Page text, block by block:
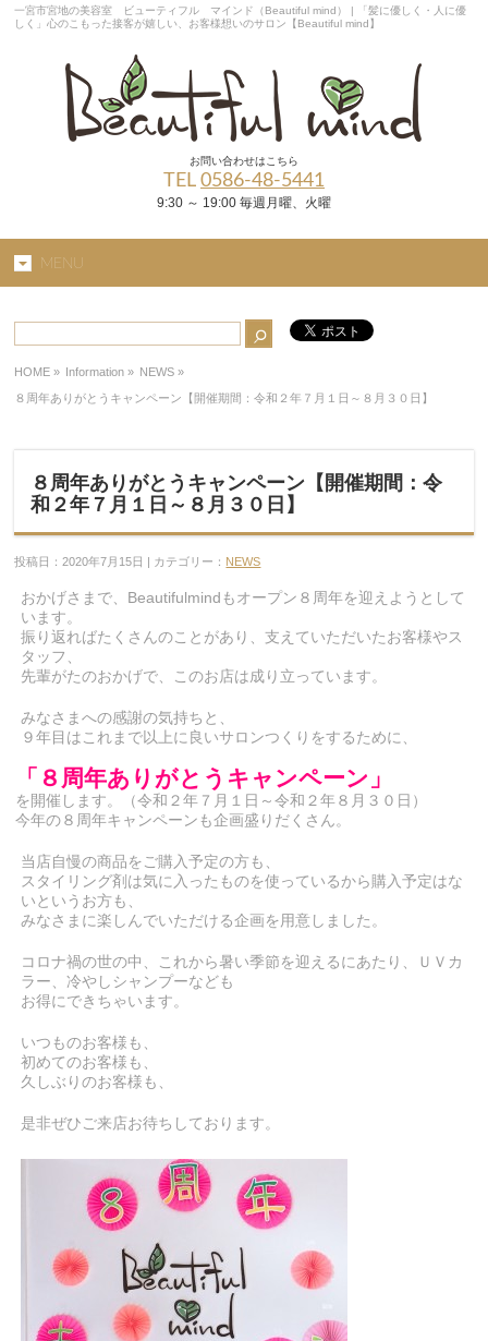
一宮市宮地の美容室 ビューティフル マインド（Beautiful mind） | 「髪に優しく・人に優
しく」心のこもった接客が嬉しい、お客様想いのサロン【Beautiful mind】
お問い合わせはこちら
TEL 0586-48-5441
9:30 ～ 19:00 毎週月曜、火曜
MENU
HOME » Information » NEWS »
８周年ありがとうキャンペーン【開催期間：令和２年７月１日～８月３０日】
８周年ありがとうキャンペーン【開催期間：令
和２年７月１日～８月３０日】
投稿日：2020年7月15日 | カテゴリー： NEWS
おかげさまで、Beautifulmindもオープン８周年を迎えようとして
います。
振り返ればたくさんのことがあり、支えていただいたお客様やス
タッフ、
先輩がたのおかげで、このお店は成り立っています。
みなさまへの感謝の気持ちと、
９年目はこれまで以上に良いサロンつくりをするために、
「８周年ありがとうキャンペーン」
を開催します。（令和２年７月１日～令和２年８月３０日）
今年の８周年キャンペーンも企画盛りだくさん。
当店自慢の商品をご購入予定の方も、
スタイリング剤は気に入ったものを使っているから購入予定はな
いというお方も、
みなさまに楽しんでいただける企画を用意しました。
コロナ禍の世の中、これから暑い季節を迎えるにあたり、ＵＶカ
ラー、冷やしシャンプーなども
お得にできちゃいます。
いつものお客様も、
初めてのお客様も、
久しぶりのお客様も、
是非ぜひご来店お待ちしております。